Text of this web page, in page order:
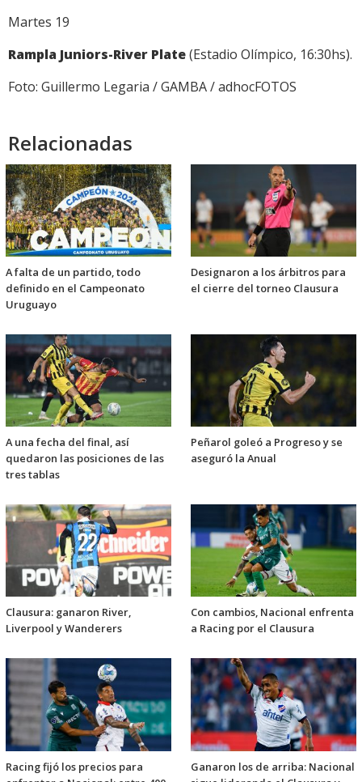
Martes 19
Rampla Juniors-River Plate(Estadio Olímpico, 16:30hs).
Foto: Guillermo Legaria / GAMBA / adhocFOTOS
Relacionadas
A falta de un partido, todo
definido en el Campeonato
Uruguayo
Designaron a los árbitros para
el cierre del torneo Clausura
A una fecha del final, así
quedaron las posiciones de las
tres tablas
Peñarol goleó a Progreso y se
aseguró la Anual
Clausura: ganaron River,
Liverpool y Wanderers
Con cambios, Nacional enfrenta
a Racing por el Clausura
Racing fijó los precios para
Ganaron los de arriba: Nacional